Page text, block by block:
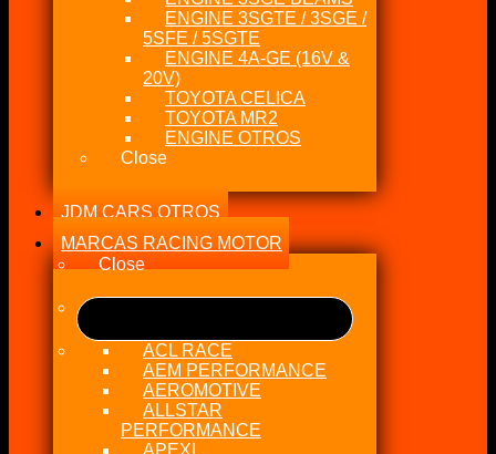
ENGINE 3SGTE / 3SGE /
5SFE / 5SGTE
ENGINE 4A-GE (16V &
20V)
TOYOTA CELICA
TOYOTA MR2
ENGINE OTROS
Close
JDM CARS OTROS
MARCAS RACING MOTOR
Close
ACL RACE
AEM PERFORMANCE
AEROMOTIVE
ALLSTAR
PERFORMANCE
APEXI